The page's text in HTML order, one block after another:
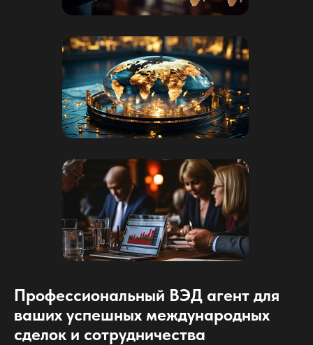
Профессиональный ВЭД агент для
ваших успешных международных
сделок и сотрудничества